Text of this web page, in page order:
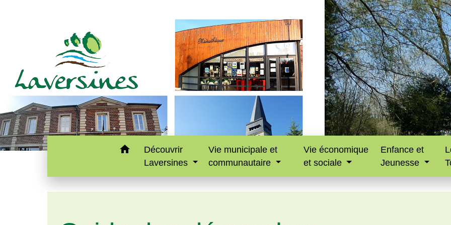
home
Découvrir
Laversines
Vie municipale et
communautaire
Vie économique
et sociale
Enfance et
Jeunesse